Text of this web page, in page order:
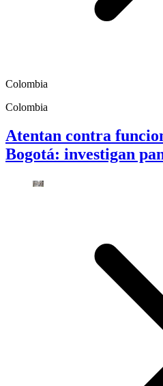
Colombia
Colombia
Atentan contra
Bogotá: investigan